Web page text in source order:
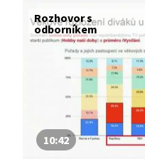
a společnosti chápat,
jakožto veřejně
Rozhovor s
odborníkem
10:42